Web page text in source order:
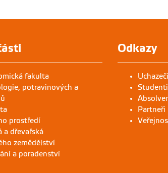
fakulta
potravinových a
prostředí
a dřevařská
zemědělství
a poradenství
Odkazy
Studenti
Partneři